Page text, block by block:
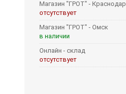
Магазин "ГРОТ" - Краснодар
отсутствует
Магазин "ГРОТ" - Омск
в наличии
Онлайн - склад
отсутствует